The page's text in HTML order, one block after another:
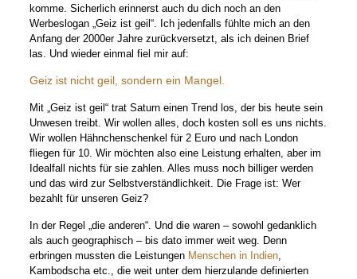
komme. Sicherlich erinnerst auch du dich noch an den
Werbeslogan „Geiz ist geil“. Ich jedenfalls fühlte mich an den
Anfang der 2000er Jahre zurückversetzt, als ich deinen Brief
las. Und wieder einmal fiel mir auf:
Geiz ist nicht geil, sondern ein Mangel.
Mit „Geiz ist geil“ trat Saturn einen Trend los, der bis heute sein
Unwesen treibt. Wir wollen alles, doch kosten soll es uns nichts.
Wir wollen Hähnchenschenkel für 2 Euro und nach London
fliegen für 10. Wir möchten also eine Leistung erhalten, aber im
Idealfall nichts für sie zahlen. Alles muss noch billiger werden
und das wird zur Selbstverständlichkeit. Die Frage ist: Wer
bezahlt für unseren Geiz?
In der Regel „die anderen“. Und die waren – sowohl gedanklich
als auch geographisch – bis dato immer weit weg. Denn
erbringen mussten die Leistungen Menschen in Indien,
Kambodscha etc., die weit unter dem hierzulande definierten